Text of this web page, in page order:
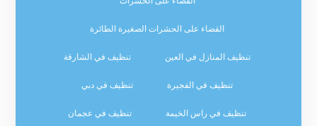
القضاء على الحشرات الصغيرة الطائرة
تنظيف المنازل في العين تنظيف في الشارقة
تنظيف في الفجيرة تنظيف في دبي
تنظيف في راس الخيمة تنظيف في عجمان